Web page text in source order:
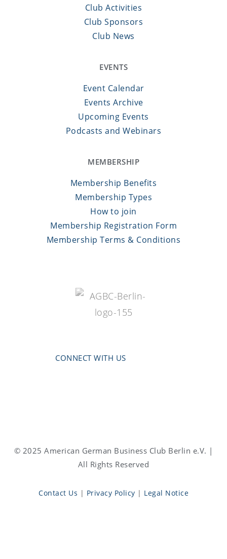
Club Activities
Club Sponsors
Club News
EVENTS
Event Calendar
Events Archive
Upcoming Events
Podcasts and Webinars
MEMBERSHIP
Membership Benefits
Membership Types
How to join
Membership Registration Form
Membership Terms & Conditions
CONNECT WITH US
© 2025 American German Business Club Berlin e.V. |
All Rights Reserved
Contact Us | Privacy Policy | Legal Notice